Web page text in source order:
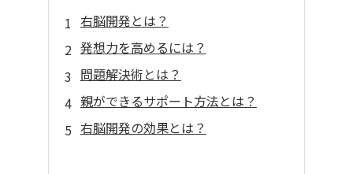
右脳開発とは？
発想力を高めるには？
問題解決術とは？
親ができるサポート方法とは？
右脳開発の効果とは？